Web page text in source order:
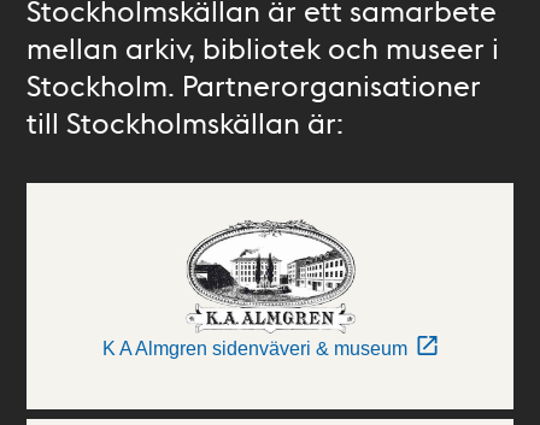
Stockholmskällan är ett samarbete
mellan arkiv, bibliotek och museer i
Stockholm. Partnerorganisationer
till Stockholmskällan är:
K A Almgren sidenväveri & museum